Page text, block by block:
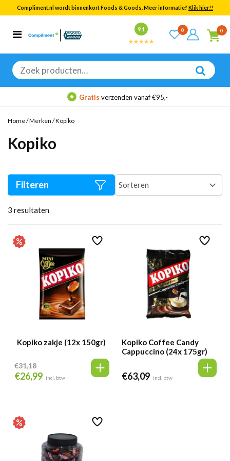
Compliment.nl wordt binnenkort Foods & Goods. Meer informatie? Klik hier!!
9.1 0 0
Zoeken
naar:
Categorieën
Bekijk alle resultaten
Gratis verzenden vanaf €95,-
Home/Merken /Kopiko
Kopiko
3 resultaten
Filteren
Kopiko zakje (12x 150gr)
€31,18
Oorspronkelijke
€31,18.
€26,99 Huidige
incl. btw
Kopiko Coffee Candy
Cappuccino (24x 175gr)
€63,09 incl. btw